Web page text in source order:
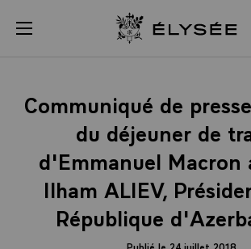
menu Retour à
Communiqué de
du déjeuner de
d'Emmanuel Macron
Ilham ALIEV,
République
Panneau de gestion des cookies